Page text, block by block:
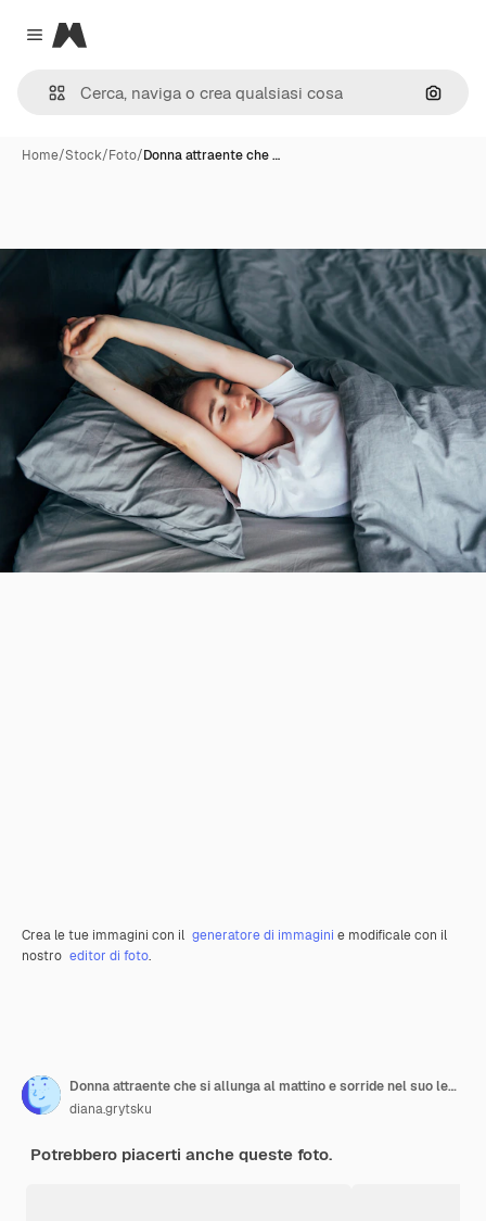
Close menu
Magnific
Cerca
Home/Stock/Foto/Donna attraente che …
Crea le tue immagini con il generatore di immagini e modificale con il
nostro editor di foto.
Donna attraente che si allunga al mattino e sorride nel suo letto
diana.grytsku
Potrebbero piacerti anche queste foto.